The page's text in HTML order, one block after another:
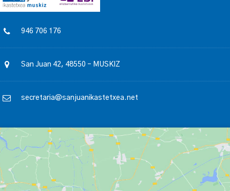
946 706 176
San Juan 42, 48550 – MUSKIZ
secretaria@sanjuanikastetxea.net